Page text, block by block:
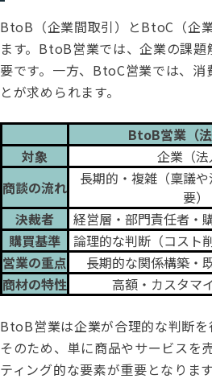
BtoB（企業間取引）とBtoC（企
ます。BtoB営業では、企業の課
要です。一方、BtoC営業では、
とが求められます。
BtoB営業（法
対象
企業（法
商談の流れ
長期的・複雑（稟議
要）
決裁者
経営層・部門責任者・
購買基準
論理的な判断（コスト
営業の重点
長期的な関係構築・
商材の特性
高額・カスタマ
BtoB営業は企業が合理的な判断を
そのため、単に商品やサービスを
ティング的な要素が重要となります